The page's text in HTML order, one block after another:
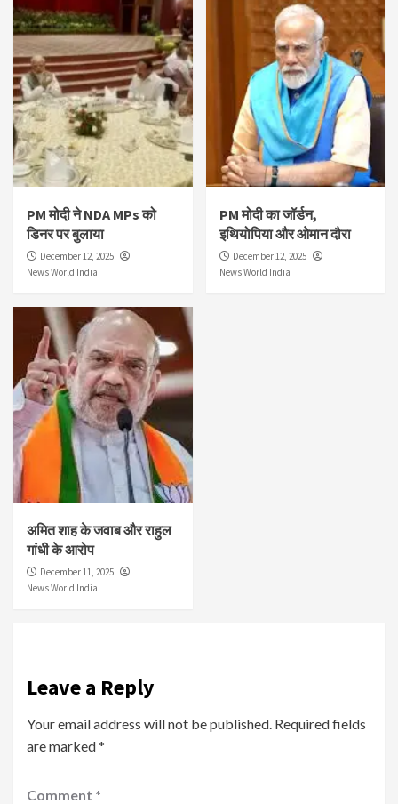
PM मोदी ने NDA MPs को
डिनर पर बुलाया
December 12, 2025
News World India
PM मोदी का जॉर्डन,
इथियोपिया और ओमान दौरा
December 12, 2025
News World India
अमित शाह के जवाब और राहुल
गांधी के आरोप
December 11, 2025
News World India
Leave a Reply
Your email address will not be published. Required fields
are marked*
Comment *